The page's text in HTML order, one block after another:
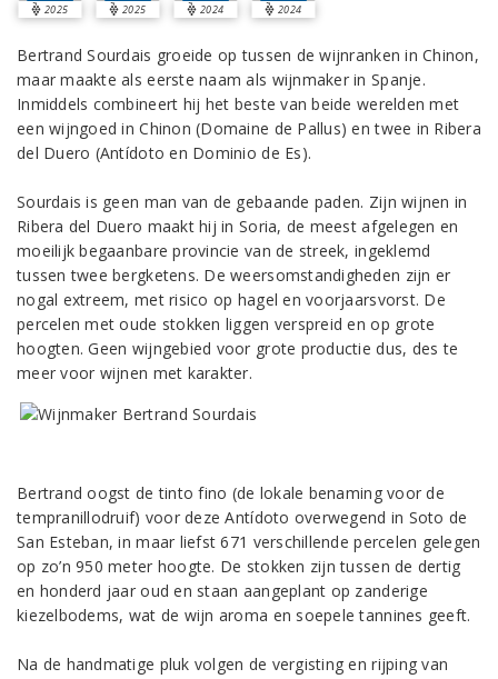
2025 2025 2024 2024
Bertrand Sourdais groeide op tussen de wijnranken in Chinon,
maar maakte als eerste naam als wijnmaker in Spanje.
Inmiddels combineert hij het beste van beide werelden met
een wijngoed in Chinon (Domaine de Pallus) en twee in Ribera
del Duero (Antídoto en Dominio de Es).
Sourdais is geen man van de gebaande paden. Zijn wijnen in
Ribera del Duero maakt hij in Soria, de meest afgelegen en
moeilijk begaanbare provincie van de streek, ingeklemd
tussen twee bergketens. De weersomstandigheden zijn er
nogal extreem, met risico op hagel en voorjaarsvorst. De
percelen met oude stokken liggen verspreid en op grote
hoogten. Geen wijngebied voor grote productie dus, des te
meer voor wijnen met karakter.
Bertrand oogst de tinto fino (de lokale benaming voor de
tempranillodruif) voor deze Antídoto overwegend in Soto de
San Esteban, in maar liefst 671 verschillende percelen gelegen
op zo’n 950 meter hoogte. De stokken zijn tussen de dertig
en honderd jaar oud en staan aangeplant op zanderige
kiezelbodems, wat de wijn aroma en soepele tannines geeft.
Na de handmatige pluk volgen de vergisting en rijping van